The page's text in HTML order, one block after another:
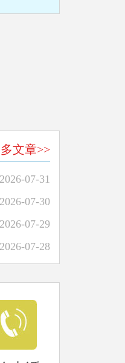
文章>>
2026-07-31
2026-07-30
2026-07-29
2026-07-28